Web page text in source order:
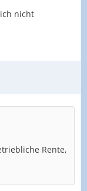
nicht
Rente,